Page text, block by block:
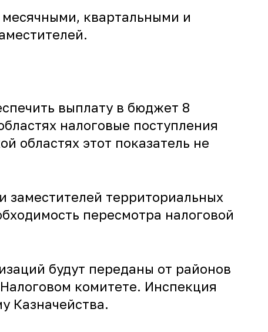
месячными, квартальными и
выплату в бюджет 8
налоговые поступления
областях этот показатель не
заместителей территориальных
пересмотра налоговой
будут переданы от районов
комитете. Инспекция
Казначейства.